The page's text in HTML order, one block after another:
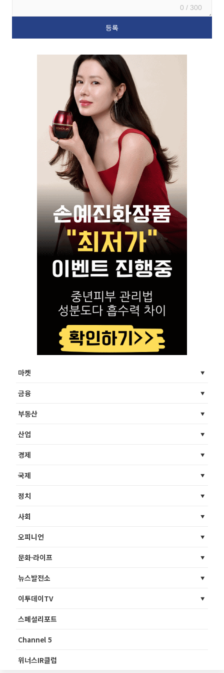
0 / 300
마켓
금융
부동산
산업
경제
국제
정치
사회
오피니언
문화·라이프
뉴스발전소
이투데이TV
스페셜리포트
Channel 5
위너스IR클럽